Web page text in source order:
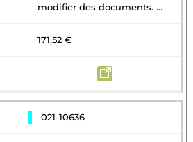
modifier des documents. ...
171,52 €
021-10636